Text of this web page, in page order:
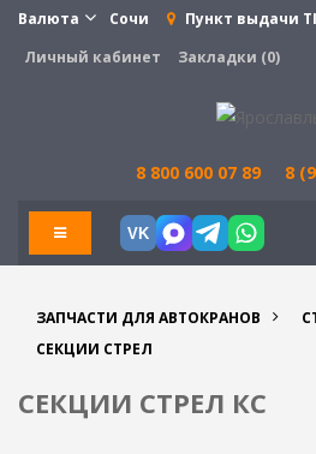
Валюта Сочи Пункт выдачи
Личный кабинет
Закладки (0)
8 800 600 07 89 8
VK
ЗАПЧАСТИ ДЛЯ АВТОКРАНОВ
СЕКЦИИ СТРЕЛ
СЕКЦИИ СТРЕЛ КС